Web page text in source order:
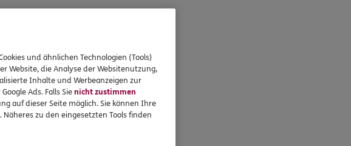
und ähnlichen Technologien (Tools)
Website, die Analyse der Websitenutzung,
Inhalte und Werbeanzeigen zur
Ads. Falls Sienicht zustimmen
auf dieser Seite möglich. Sie können Ihre
zu den eingesetzten Tools finden